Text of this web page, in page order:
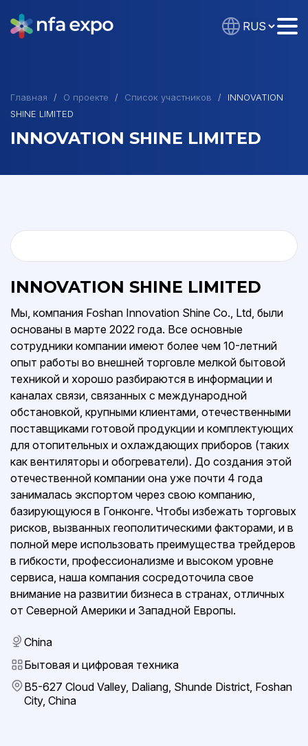
Главная О проекте Список участников
INNOVATION
SHINE LIMITED
INNOVATION SHINE LIMITED
INNOVATION SHINE LIMITED
Мы, компания Foshan Innovation Shine Co., Ltd, были
основаны в марте 2022 года. Все основные
сотрудники компании имеют более чем 10-летний
опыт работы во внешней торговле мелкой бытовой
техникой и хорошо разбираются в информации и
каналах связи, связанных с международной
обстановкой, крупными клиентами, отечественными
поставщиками готовой продукции и комплектующих
для отопительных и охлаждающих приборов (таких
как вентиляторы и обогреватели). До создания этой
отечественной компании она уже почти 4 года
занималась экспортом через свою компанию,
базирующуюся в Гонконге. Чтобы избежать торговых
рисков, вызванных геополитическими факторами, и в
полной мере использовать преимущества трейдеров
в гибкости, профессионализме и высоком уровне
сервиса, наша компания сосредоточила свое
внимание на развитии бизнеса в странах, отличных
от Северной Америки и Западной Европы.
China
Бытовая и цифровая техника
B5-627 Cloud Valley, Daliang, Shunde District, Foshan
City, China